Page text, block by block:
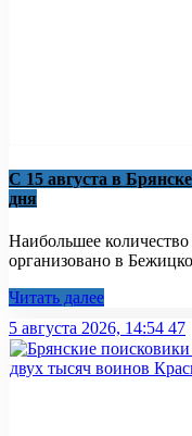
С 15 августа в
дня
Наибольшее количество
организовано в
Читать далее
5 августа 2026, 14:54 47